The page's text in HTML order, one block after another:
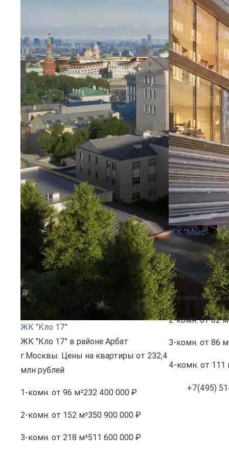
ЖК "Кло 17"
ЖК "Кло 17" в районе Арбат
г.Москвы. Цены на квартиры от 232,4
млн рублей
1-комн. от 96 м²232 400 000 ₽
2-комн. от 152 м²350 900 000 ₽
3-комн. от 218 м²511 600 000 ₽
ЖК "Мыс"
ЖК "Мыс" в
Московской
квартиры от
1-комн. от 37
2-комн.от 62
3-комн. от 86
4-комн. от 111
+7(495)